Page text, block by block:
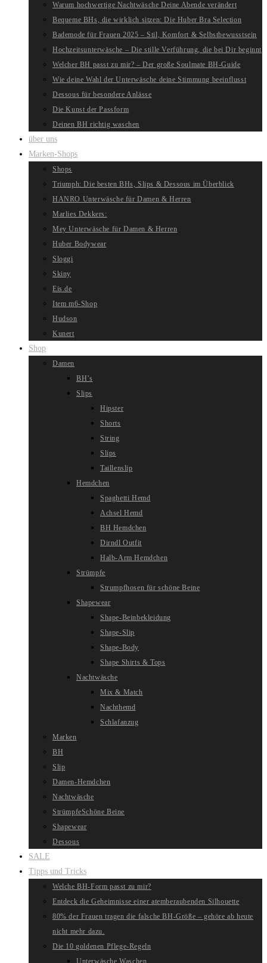
Warum hochwertige Nachtwäsche Deine Abende verändert
Bequeme BHs, die wirklich sitzen: Die Huber Bra Selection
Bademode für Frauen 2025 – Stil, Komfort & Selbstbewusstsein
Hochzeitsunterwäsche – Die stille Verführung, die bei Dir beginnt
Welcher BH passt zu mir? – Der große Soulmate BH-Guide
Wie deine Wahl der Unterwäsche deine Stimmung beeinflusst
Dessous für besondere Anlässe
Die Kunst der Passform
Deinen BH richtig waschen
über uns
Marken-Shops
Shops
Triumph: Die besten BHs, Slips & Dessous im Überblick
HANRO Unterwäsche für Damen & Herren
Marlies Dekkers:
Mey Unterwäsche für Damen & Herren
Huber Bodywear
Sloggi
Skiny
Eis.de
Item m6-Shop
Hudson
Kunert
Shop
Damen
BH’s
Slips
Hipster
Shorts
String
Slips
Taillenslip
Hemdchen
Spaghetti Hemd
Achsel Hemd
BH Hemdchen
Dirndl Outfit
Halb-Arm Hemdchen
Strümpfe
Strumpfhosen für schöne Beine
Shapewear
Shape-Beinbekleidung
Shape-Slip
Shape-Body
Shape Shirts & Tops
Nachtwäsche
Mix & Match
Nachthemd
Schlafanzug
Marken
BH
Slip
Damen-Hemdchen
Nachtwäsche
StrümpfeSchöne Beine
Shapewear
Dessous
SALE
Tipps und Tricks
Welche BH-Form passt zu mir?
Entdeck die Geheimnisse einer atemberaubenden Silhouette
80% der Frauen tragen die falsche BH-Größe – gehöre ab heute
nicht mehr dazu.
Die 10 goldenen Pflege-Regeln
Unterwäsche Waschen